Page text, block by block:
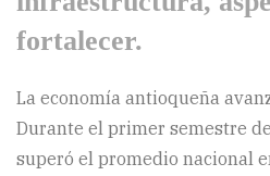
fortalecer.
La economía antioqueña
Durante el primer semestre
superó el promedio nacional